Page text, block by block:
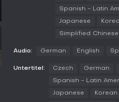
auszuführen. Im Kampf gilt es,
Ausweichen oder Parieren
Geheimnisse vergangener
erzeugen dadurch Druck auf
Bündnisse und den Zustand
sorgfältig abwägen müssen.
Spanish - Latin
Japanese
Simplified Chinese
Audio: German English
Untertitel: Czech German
Spanish - Latin
Japanese Korean